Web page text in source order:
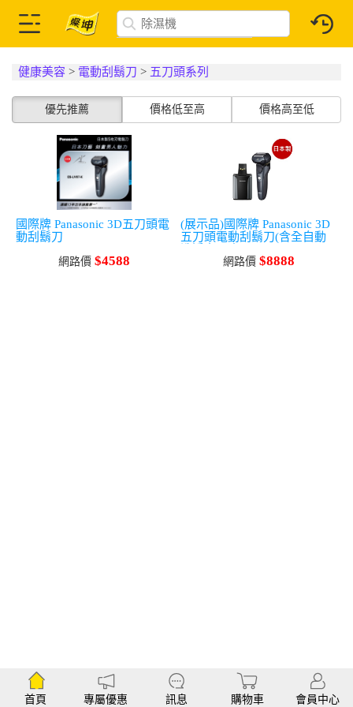
健康美容 > 電動刮鬍刀 > 五刀頭系列
優先推薦 價格低至高 價格高至低
國際牌 Panasonic 3D五刀頭電
動刮鬍刀
網路價 $4588
(展示品)國際牌 Panasonic 3D
五刀頭電動刮鬍刀(含全自動
網路價 $8888
首頁 專屬優惠 訊息 購物車 會員中心